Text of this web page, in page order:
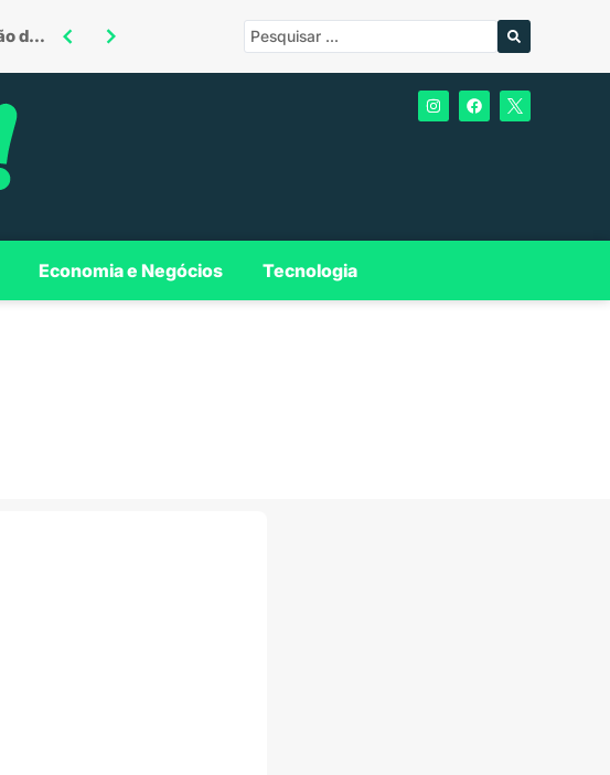
Roberto Cidade é confirmado como candidato ao Governo do AM em convenção da Federação União Progressista
Omar defende investimentos em Borba para consolidar município como polo regional no Madeira
Economia e Negócios Tecnologia